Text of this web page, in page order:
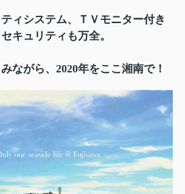
ィシステム、ＴＶモニター付き
キュリティも万全。
ながら、2020年をここ湘南で！